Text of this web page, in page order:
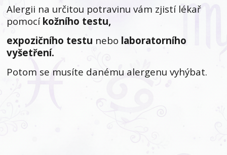
Alergii na určitou potravinu vám zjistí lékař
pomocí kožního testu,
expozičního testu nebo laboratorního
vyšetření.
Potom se musíte danému alergenu vyhýbat.